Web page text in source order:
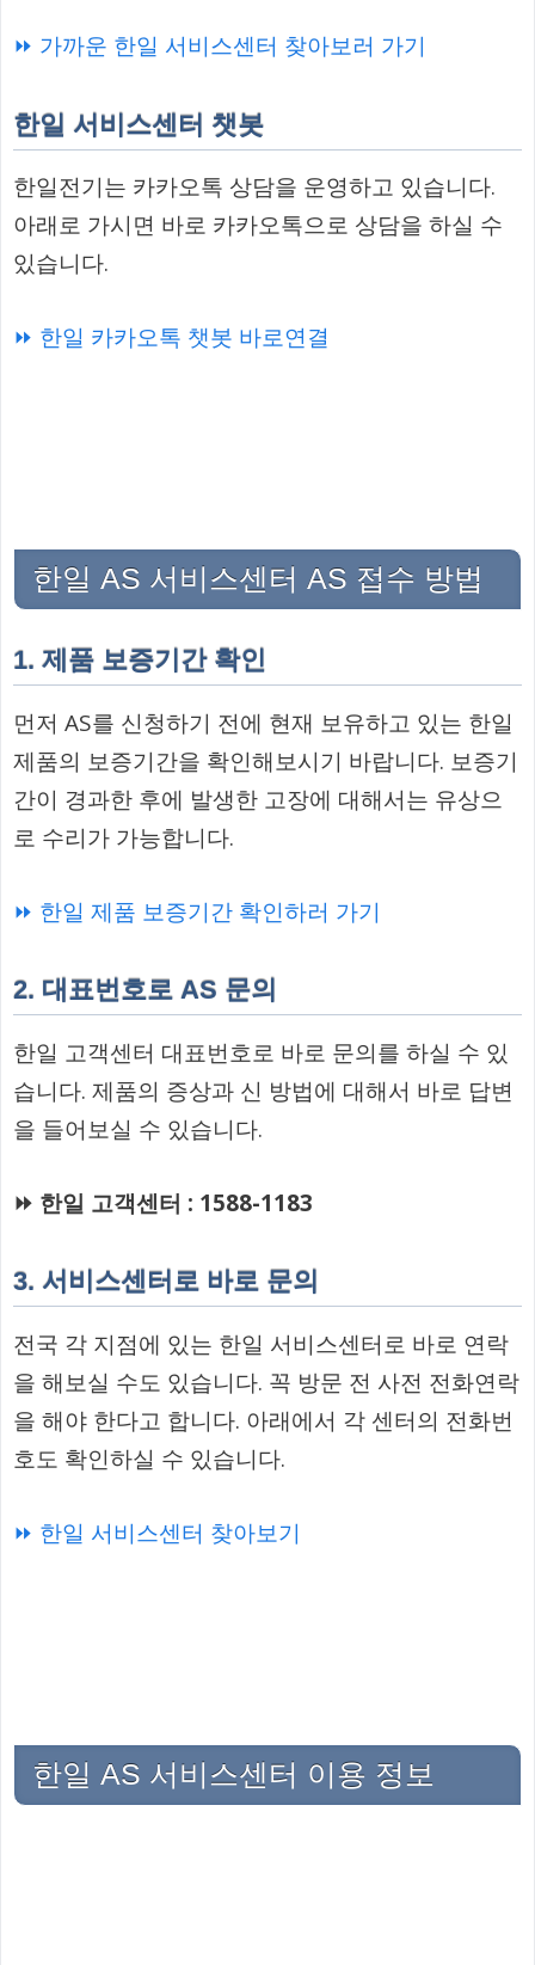
⏩ 가까운 한일 서비스센터 찾아보러 가기
한일 서비스센터 챗봇
한일전기는 카카오톡 상담을 운영하고 있습니다.
아래로 가시면 바로 카카오톡으로 상담을 하실 수
있습니다.
⏩ 한일 카카오톡 챗봇 바로연결
한일 AS 서비스센터 AS 접수 방법
1. 제품 보증기간 확인
먼저 AS를 신청하기 전에 현재 보유하고 있는 한일
제품의 보증기간을 확인해보시기 바랍니다. 보증기
간이 경과한 후에 발생한 고장에 대해서는 유상으
로 수리가 가능합니다.
⏩ 한일 제품 보증기간 확인하러 가기
2. 대표번호로 AS 문의
한일 고객센터 대표번호로 바로 문의를 하실 수 있
습니다. 제품의 증상과 신 방법에 대해서 바로 답변
을 들어보실 수 있습니다.
⏩ 한일 고객센터 : 1588-1183
3. 서비스센터로 바로 문의
전국 각 지점에 있는 한일 서비스센터로 바로 연락
을 해보실 수도 있습니다. 꼭 방문 전 사전 전화연락
을 해야 한다고 합니다. 아래에서 각 센터의 전화번
호도 확인하실 수 있습니다.
⏩ 한일 서비스센터 찾아보기
한일 AS 서비스센터 이용 정보